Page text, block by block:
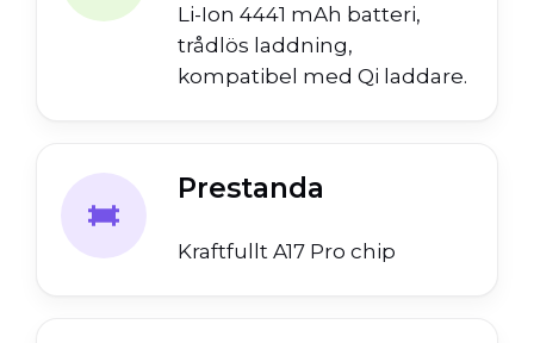
Li-Ion 4441 mAh batteri,
trådlös laddning,
kompatibel med Qi laddare.
Prestanda
Kraftfullt A17 Pro chip